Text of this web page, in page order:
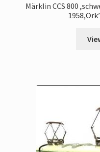
Märklin CCS 800